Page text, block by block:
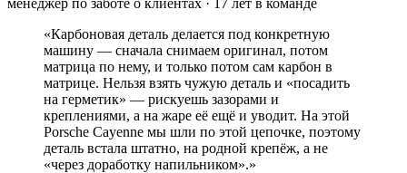
«Карбоновая деталь делается под конкретную
машину — сначала снимаем оригинал, потом
матрица по нему, и только потом сам карбон в
матрице. Нельзя взять чужую деталь и «посадить
на герметик» — рискуешь зазорами и
креплениями, а на жаре её ещё и уводит. На этой
Porsche Cayenne мы шли по этой цепочке, поэтому
деталь встала штатно, на родной крепёж, а не
«через доработку напильником».»